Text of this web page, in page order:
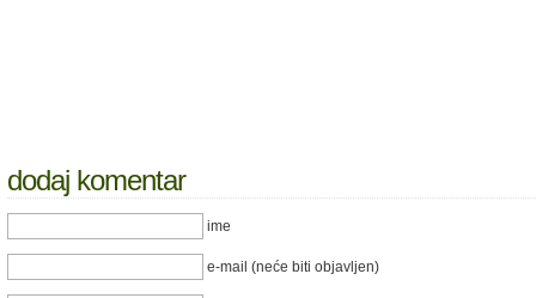
dodaj komentar
ime
e-mail (neće biti objavljen)